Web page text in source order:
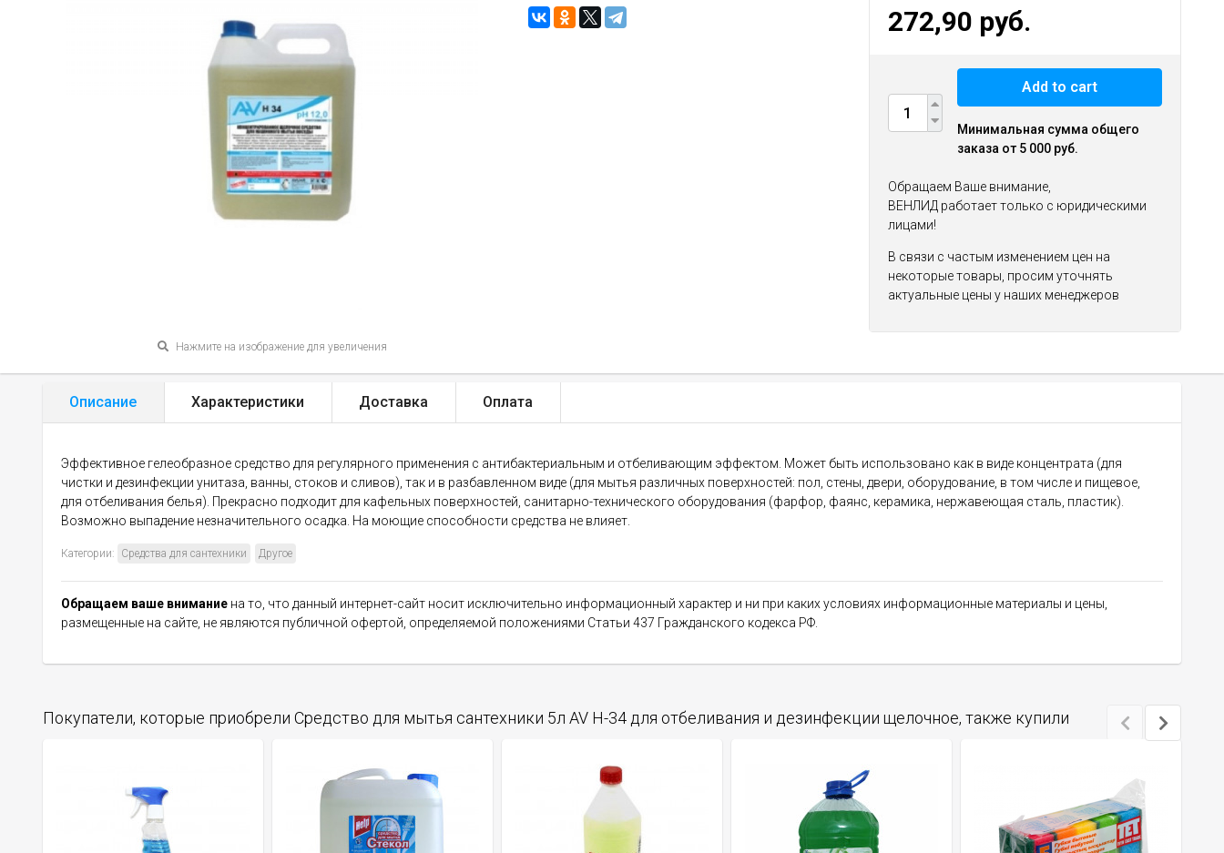
Нажмите на изображение для увеличения
272,90 руб.
Add to cart
Минимальная сумма общего
заказа от 5 000 руб.
Обращаем Ваше внимание,
ВЕНЛИД работает только с юридическими
лицами!
В связи с частым изменением цен на
некоторые товары, просим уточнять
актуальные цены у наших менеджеров
Описание Характеристики Доставка Оплата
Эффективное гелеобразное средство для регулярного применения с антибактериальным и отбеливающим эффектом. Может быть использовано как в виде концентрата (для
чистки и дезинфекции унитаза, ванны, стоков и сливов), так и в разбавленном виде (для мытья различных поверхностей: пол, стены, двери, оборудование, в том числе и пищевое,
для отбеливания белья). Прекрасно подходит для кафельных поверхностей, санитарно-технического оборудования (фарфор, фаянс, керамика, нержавеющая сталь, пластик).
Возможно выпадение незначительного осадка. На моющие способности средства не влияет.
Категории: Средства для сантехники Другое
Обращаем ваше внимание на то, что данный интернет-сайт носит исключительно информационный характер и ни при каких условиях информационные материалы и цены,
размещенные на сайте, не являются публичной офертой, определяемой положениями Статьи 437 Гражданского кодекса РФ.
Покупатели, которые приобрели Средство для мытья сантехники 5л AV H-34 для отбеливания и дезинфекции щелочное, также купили